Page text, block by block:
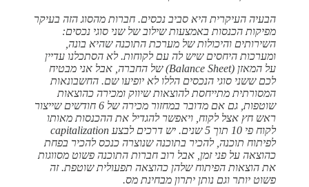
הבעיה העיקרית היא סביב נכסים. חברות מהסוג הזה בעיקר
מפיקות הכנסות באמצעות שילוב של שני סוגי נכסים:
השירותים והיכולות של מערכת התוכנה שהיא בונה,
ומערכות היחסים שיש לה עם לקוחות. לא הסתכלנו עדיין
על המאזן (Balance Sheet) של החברה, אבל אני מבטיח
לכם ששני סוגי הנכסים הללו לא יופיעו שם. החשבונאות
המסורתית מתייחסת להוצאות שיווק ומכירה כהוצאות
שוטפות, גם אם מדובר במחזור מכירה של 6 חודשים שייצור
ראש חץ אצל לקוח, ויאפשר להגדיל את ההכנסות מאותו
לקוח פי 10 תוך 5 שנים. יש דרכים לבצע capitalization
לפיתוח תוכנה, להכיר בתוכנה שנוצרה כנכס להכיר בפחת
כהוצאה על פני זמן, אבל רוב חברות התוכנה פשוט מסווגות
את הוצאות הפיתוח שלהן כהוצאה תפעולית שוטפת. זה
פשוט יותר וגם נותן יתרון מבחינת מס.